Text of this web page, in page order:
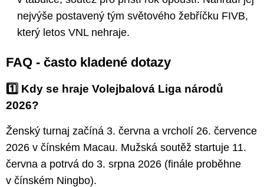
nejvýše postavený tým světového žebříčku FIVB,
který letos VNL nehraje.
FAQ - často kladené dotazy
1️⃣ Kdy se hraje Volejbalová Liga národů
2026?
Ženský turnaj začíná 3. června a vrcholí 26. července
2026 v čínském Macau. Mužská soutěž startuje 11.
června a potrvá do 3. srpna 2026 (finále proběhne
v čínském Ningbo).